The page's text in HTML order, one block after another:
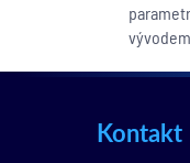
Kontakt